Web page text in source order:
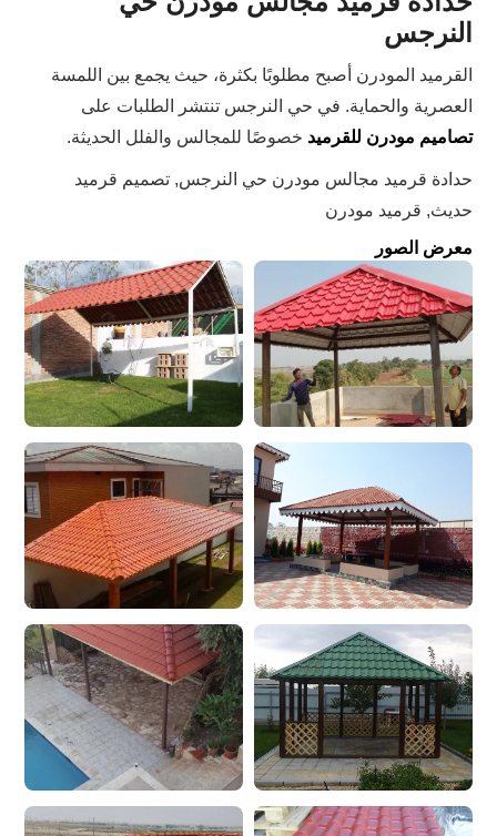
النرجس
القرميد المودرن أصبح مطلوبًا بكثرة، حيث يجمع بين اللمسة
العصرية والحماية. في حي النرجس تنتشر الطلبات على
تصاميم مودرن للقرميد خصوصًا للمجالس والفلل الحديثة.
حدادة قرميد مجالس مودرن حي النرجس, تصميم قرميد
حديث, قرميد مودرن
معرض الصور